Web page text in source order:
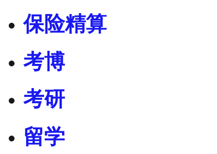
保险精算
考博
考研
留学